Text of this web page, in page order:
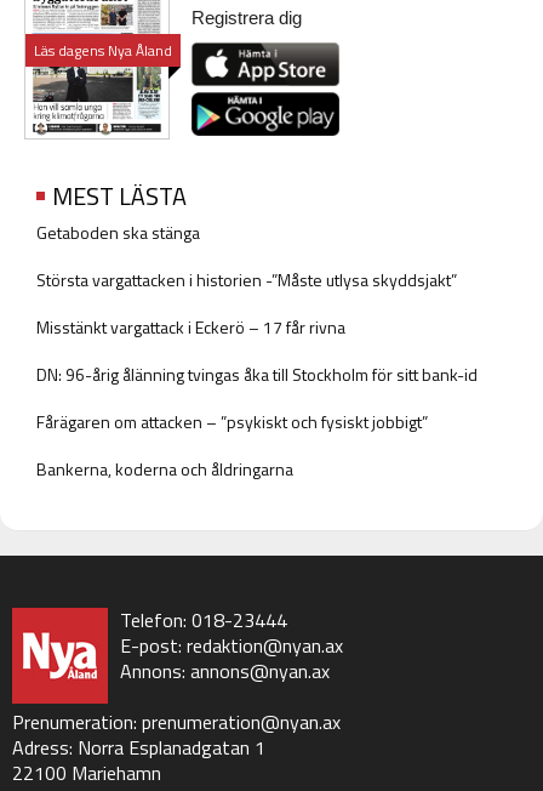
Läs dagens Nya Åland
Registrera dig
MEST LÄSTA
Getaboden ska stänga
Största vargattacken i historien -”Måste utlysa skyddsjakt”
Misstänkt vargattack i Eckerö – 17 får rivna
DN: 96-årig ålänning tvingas åka till Stockholm för sitt bank-id
Fårägaren om attacken – ”psykiskt och fysiskt jobbigt”
Bankerna, koderna och åldringarna
Telefon: 018-23444
E-post: redaktion@nyan.ax
Annons: annons@nyan.ax
Prenumeration: prenumeration@nyan.ax
Adress: Norra Esplanadgatan 1
22100 Mariehamn